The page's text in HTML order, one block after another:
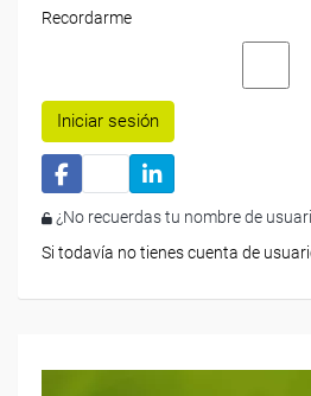
Recordarme
Iniciar sesión
¿No recuerdas tu nombre de
Si todavía no tienes cuenta de